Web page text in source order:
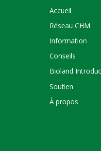
Accueil
Réseau CHM
Information
Conseils
Bioland
Soutien
À propos